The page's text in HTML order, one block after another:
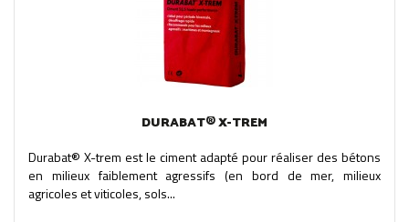
DURABAT® X-TREM
Durabat® X-trem est le ciment adapté pour réaliser des bétons
en milieux faiblement agressifs (en bord de mer, milieux
agricoles et viticoles, sols...